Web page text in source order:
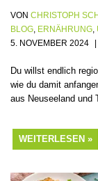
VON CHRISTOPH
BLOG ERNÄHRUNG
5. NOVEMBER 2024
Du willst endlich
wie du damit
aus Neuseeland und
WEITERLESEN »